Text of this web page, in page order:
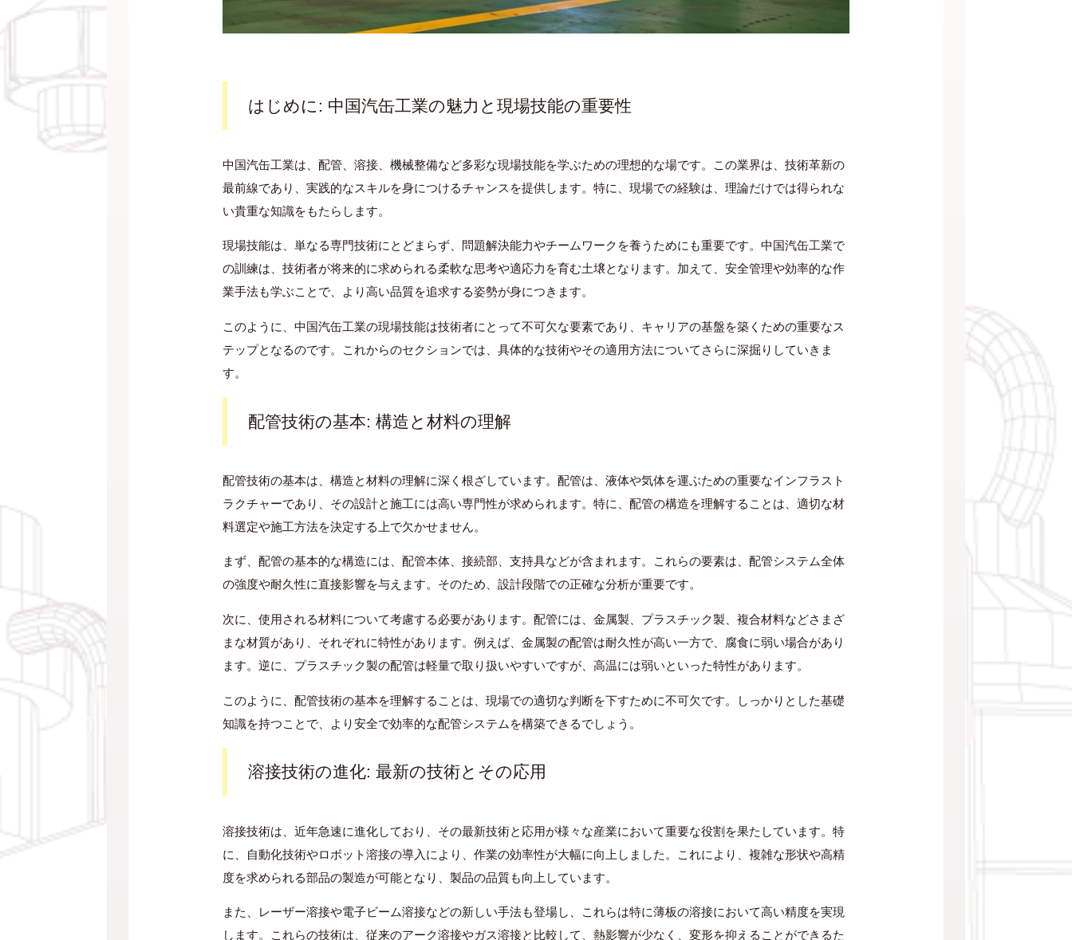
はじめに: 中国汽缶工業の魅力と現場技能の重要性
中国汽缶工業は、配管、溶接、機械整備など多彩な現場技能を学ぶための理想的な場です。この業界は、技術革新の
最前線であり、実践的なスキルを身につけるチャンスを提供します。特に、現場での経験は、理論だけでは得られな
い貴重な知識をもたらします。
現場技能は、単なる専門技術にとどまらず、問題解決能力やチームワークを養うためにも重要です。中国汽缶工業で
の訓練は、技術者が将来的に求められる柔軟な思考や適応力を育む土壌となります。加えて、安全管理や効率的な作
業手法も学ぶことで、より高い品質を追求する姿勢が身につきます。
このように、中国汽缶工業の現場技能は技術者にとって不可欠な要素であり、キャリアの基盤を築くための重要なス
テップとなるのです。これからのセクションでは、具体的な技術やその適用方法についてさらに深掘りしていきま
す。
配管技術の基本: 構造と材料の理解
配管技術の基本は、構造と材料の理解に深く根ざしています。配管は、液体や気体を運ぶための重要なインフラスト
ラクチャーであり、その設計と施工には高い専門性が求められます。特に、配管の構造を理解することは、適切な材
料選定や施工方法を決定する上で欠かせません。
まず、配管の基本的な構造には、配管本体、接続部、支持具などが含まれます。これらの要素は、配管システム全体
の強度や耐久性に直接影響を与えます。そのため、設計段階での正確な分析が重要です。
次に、使用される材料について考慮する必要があります。配管には、金属製、プラスチック製、複合材料などさまざ
まな材質があり、それぞれに特性があります。例えば、金属製の配管は耐久性が高い一方で、腐食に弱い場合があり
ます。逆に、プラスチック製の配管は軽量で取り扱いやすいですが、高温には弱いといった特性があります。
このように、配管技術の基本を理解することは、現場での適切な判断を下すために不可欠です。しっかりとした基礎
知識を持つことで、より安全で効率的な配管システムを構築できるでしょう。
溶接技術の進化: 最新の技術とその応用
溶接技術は、近年急速に進化しており、その最新技術と応用が様々な産業において重要な役割を果たしています。特
に、自動化技術やロボット溶接の導入により、作業の効率性が大幅に向上しました。これにより、複雑な形状や高精
度を求められる部品の製造が可能となり、製品の品質も向上しています。
また、レーザー溶接や電子ビーム溶接などの新しい手法も登場し、これらは特に薄板の溶接において高い精度を実現
します。これらの技術は、従来のアーク溶接やガス溶接と比較して、熱影響が少なく、変形を抑えることができるた